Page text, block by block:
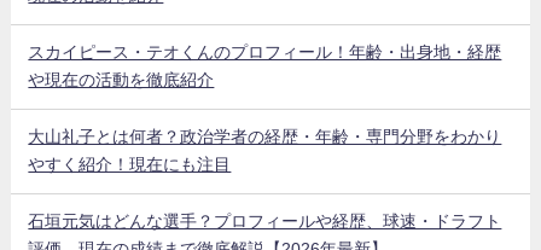
スカイピース・テオくんのプロフィール！年齢・出身地・経歴
や現在の活動を徹底紹介
大山礼子とは何者？政治学者の経歴・年齢・専門分野をわかり
やすく紹介！現在にも注目
石垣元気はどんな選手？プロフィールや経歴、球速・ドラフト